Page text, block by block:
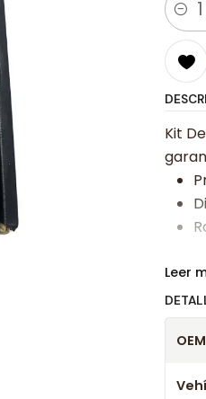
Kit
Leer